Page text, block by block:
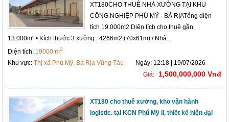
XT180CHO THUÊ NHÀ XƯỞNG TẠI KHU
CÔNG NGHIỆP PHÚ MỸ - BÀ RỊATổng diện
tích 19.000m2 Diện tích cho thuê gần
13.000m² • Kích thước 3 xưởng : 4266m2 (70x61m) / Nhà...
Diện tích: 19000 m2
Khu vực:Thị xã Phú Mỹ, Bà Rịa Vũng Tàu
Ngày: 12:18 | 19/07/2026
Giá:
1,500,000,000 Vnđ
XT180 cho thuê xưởng, kho vận hành
logistic. tại KCN Phú Mỹ II, thiết kế hiện đại